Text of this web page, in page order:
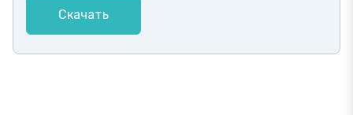
Скачать